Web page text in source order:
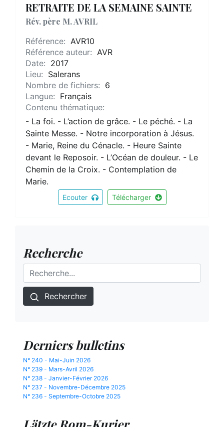
RETRAITE DE LA SEMAINE SAINTE
Rév. père M. AVRIL
Référence: AVR10
Référence auteur: AVR
Date: 2017
Lieu: Salerans
Nombre de fichiers: 6
Langue: Français
Contenu thématique:
- La foi. - L’action de grâce. - Le péché. - La
Sainte Messe. - Notre incorporation à Jésus.
- Marie, Reine du Cénacle. - Heure Sainte
devant le Reposoir. - L’Océan de douleur. - Le
Chemin de la Croix. - Contemplation de
Marie.
Ecouter Télécharger
Recherche
Rechercher
Derniers bulletins
N° 240 - Mai-Juin 2026
N° 239 - Mars-Avril 2026
N° 238 - Janvier-Février 2026
N° 237 - Novembre-Décembre 2025
N° 236 - Septembre-Octobre 2025